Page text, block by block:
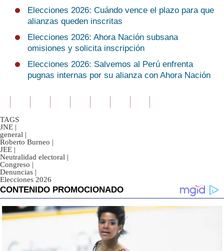
Elecciones 2026: Cuándo vence el plazo para que
alianzas queden inscritas
Elecciones 2026: Ahora Nación subsana
omisiones y solicita inscripción
Elecciones 2026: Salvemos al Perú enfrenta
pugnas internas por su alianza con Ahora Nación
TAGS
JNE |
general |
Roberto Burneo |
JEE |
Neutralidad electoral |
Congreso |
Denuncias |
Elecciones 2026